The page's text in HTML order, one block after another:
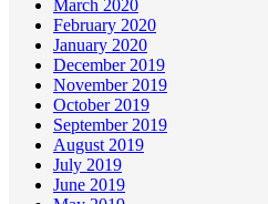
March 2020
February 2020
January 2020
December 2019
November 2019
October 2019
September 2019
August 2019
July 2019
June 2019